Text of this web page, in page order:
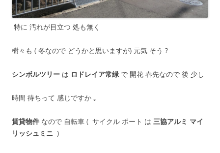
特に 汚れが目立つ 処も無く
樹々も ( 冬なので どうかと思いますが) 元気 そう ?
シンボルツリー は ロドレイア常緑で 開花 春先なので 後 少し
時間 待ちって 感じですか ｡
賃貸物件 なので 自転車 ( サイクル ポート は 三協アルミ マイ
リッシュミニ )